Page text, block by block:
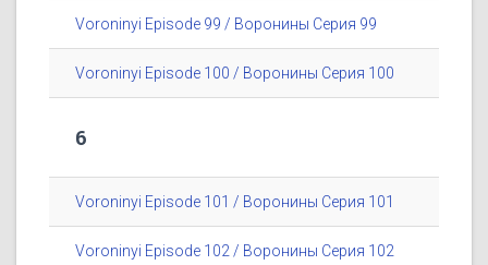
Voroninyi Episode 99 / Воронины Серия 99
Voroninyi Episode 100 / Воронины Серия 100
6
Voroninyi Episode 101 / Воронины Серия 101
Voroninyi Episode 102 / Воронины Серия 102